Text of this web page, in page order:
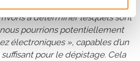
à déterminer lesquels sont
nous pourrions potentiellement
électroniques », capables d’un
pour le dépistage. Cela